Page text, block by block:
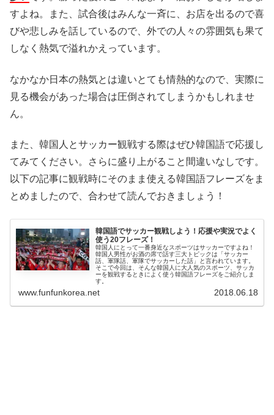
すよね。また、試合後はみんな一斉に、お店を出るので喜
びや悲しみを話しているので、外での人々の雰囲気も果て
しなく熱気で溢れかえっています。
なかなか日本の熱気とは違いとても情熱的なので、実際に
見る機会があった場合は圧倒されてしまうかもしれませ
ん。
また、韓国人とサッカー観戦する際はぜひ韓国語で応援し
てみてください。さらに盛り上がること間違いなしです。
以下の記事に観戦時にそのまま使える韓国語フレーズをま
とめましたので、合わせて読んでおきましょう！
韓国語でサッカー観戦しよう！応援や実況でよく
使う20フレーズ！
韓国人にとって一番身近なスポーツはサッカーですよね！
韓国人男性がお酒の席で話す三大トピックは「サッカー
話、軍隊話、軍隊でサッカーした話」と言われています。
そこで今回は、そんな韓国人に大人気のスポーツ、サッカ
ーを観戦するときによく使う韓国語フレーズをご紹介しま
す。
www.funfunkorea.net 2018.06.18